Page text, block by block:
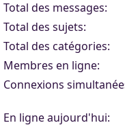
Total des messages:
Total des sujets:
Total des catégories:
Membres en ligne:
Connexions
En ligne aujourd'hui: